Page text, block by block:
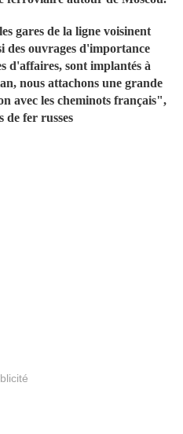
gares de la ligne voisinent
des ouvrages d'importance
d'affaires, sont implantés à
nous attachons une grande
avec les cheminots français",
de fer russes